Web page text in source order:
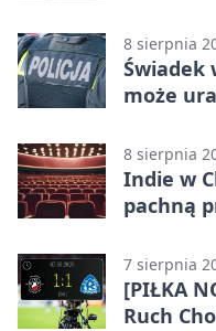
8 sierpnia
Świadek
może
8 sierpnia
Indie w
pachną
7 sierpnia
[PIŁKA
Ruch